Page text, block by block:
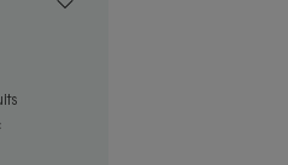
en un